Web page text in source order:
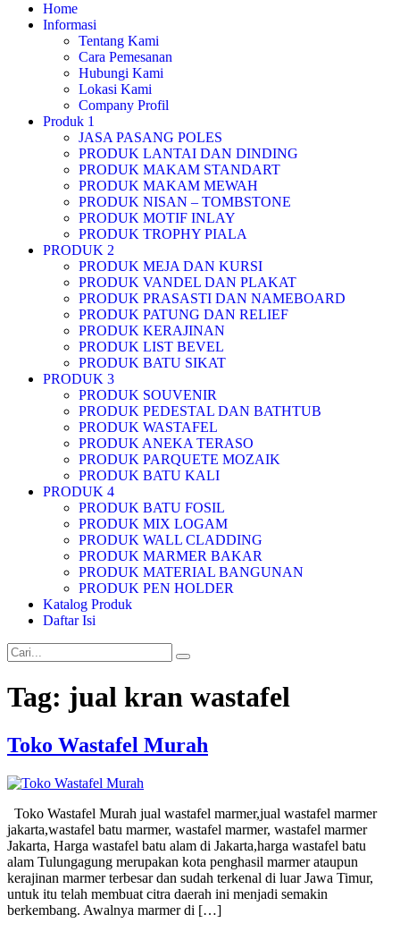
Home
Informasi
Tentang Kami
Cara Pemesanan
Hubungi Kami
Lokasi Kami
Company Profil
Produk 1
JASA PASANG POLES
PRODUK LANTAI DAN DINDING
PRODUK MAKAM STANDART
PRODUK MAKAM MEWAH
PRODUK NISAN – TOMBSTONE
PRODUK MOTIF INLAY
PRODUK TROPHY PIALA
PRODUK 2
PRODUK MEJA DAN KURSI
PRODUK VANDEL DAN PLAKAT
PRODUK PRASASTI DAN NAMEBOARD
PRODUK PATUNG DAN RELIEF
PRODUK KERAJINAN
PRODUK LIST BEVEL
PRODUK BATU SIKAT
PRODUK 3
PRODUK SOUVENIR
PRODUK PEDESTAL DAN BATHTUB
PRODUK WASTAFEL
PRODUK ANEKA TERASO
PRODUK PARQUETE MOZAIK
PRODUK BATU KALI
PRODUK 4
PRODUK BATU FOSIL
PRODUK MIX LOGAM
PRODUK WALL CLADDING
PRODUK MARMER BAKAR
PRODUK MATERIAL BANGUNAN
PRODUK PEN HOLDER
Katalog Produk
Daftar Isi
Tag: jual kran wastafel
Toko Wastafel Murah
Toko Wastafel Murah jual wastafel marmer,jual wastafel marmer
jakarta,wastafel batu marmer, wastafel marmer, wastafel marmer
Jakarta, Harga wastafel batu alam di Jakarta,harga wastafel batu
alam Tulungagung merupakan kota penghasil marmer ataupun
kerajinan marmer terbesar dan sudah terkenal di luar Jawa Timur,
untuk itu telah membuat citra daerah ini menjadi semakin
berkembang. Awalnya marmer di […]